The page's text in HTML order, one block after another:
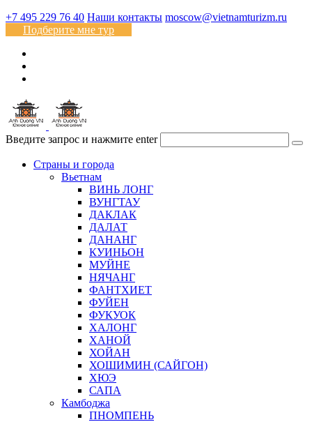
+7 495 229 76 40 Наши контакты moscow@vietnamturizm.ru
Подберите мне тур
Введите запрос и нажмите enter
Страны и города
Вьетнам
ВИНЬ ЛОНГ
ВУНГТАУ
ДАКЛАК
ДАЛАТ
ДАНАНГ
КУИНЬОН
МУЙНЕ
НЯЧАНГ
ФАНТХИЕТ
ФУЙЕН
ФУКУОК
ХАЛОНГ
ХАНОЙ
ХОЙАН
ХОШИМИН (САЙГОН)
ХЮЭ
САПА
Камбоджа
ПНОМПЕНЬ